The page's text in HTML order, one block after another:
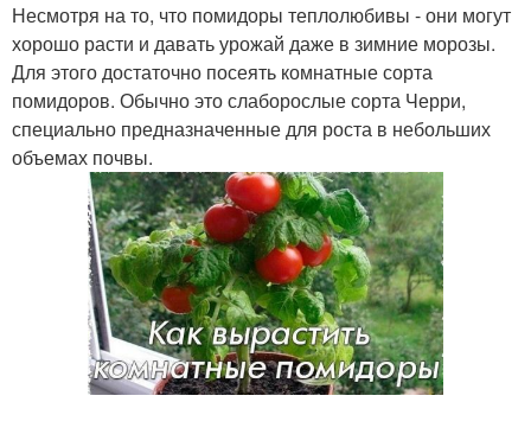
Несмотря на то, что помидоры теплолюбивы - они могут
хорошо расти и давать урожай даже в зимние морозы.
Для этого достаточно посеять комнатные сорта
помидоров. Обычно это слаборослые сорта Черри,
специально предназначенные для роста в небольших
объемах почвы.